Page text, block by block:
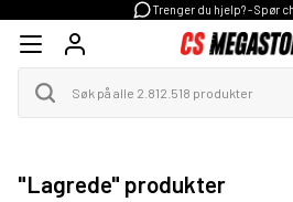
Trenger du hjelp? - Spør
"Lagrede" produkter